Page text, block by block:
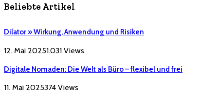
Beliebte Artikel
Dilator » Wirkung, Anwendung und Risiken
12. Mai 20251.031 Views
Digitale Nomaden: Die Welt als Büro – flexibel und frei
11. Mai 2025374 Views